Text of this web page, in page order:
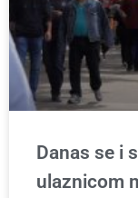
Danas se i
ulaznicom